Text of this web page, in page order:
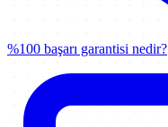
%100 başarı garantisi nedir?